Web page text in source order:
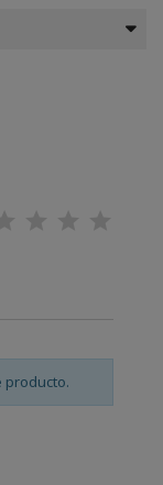
producto.